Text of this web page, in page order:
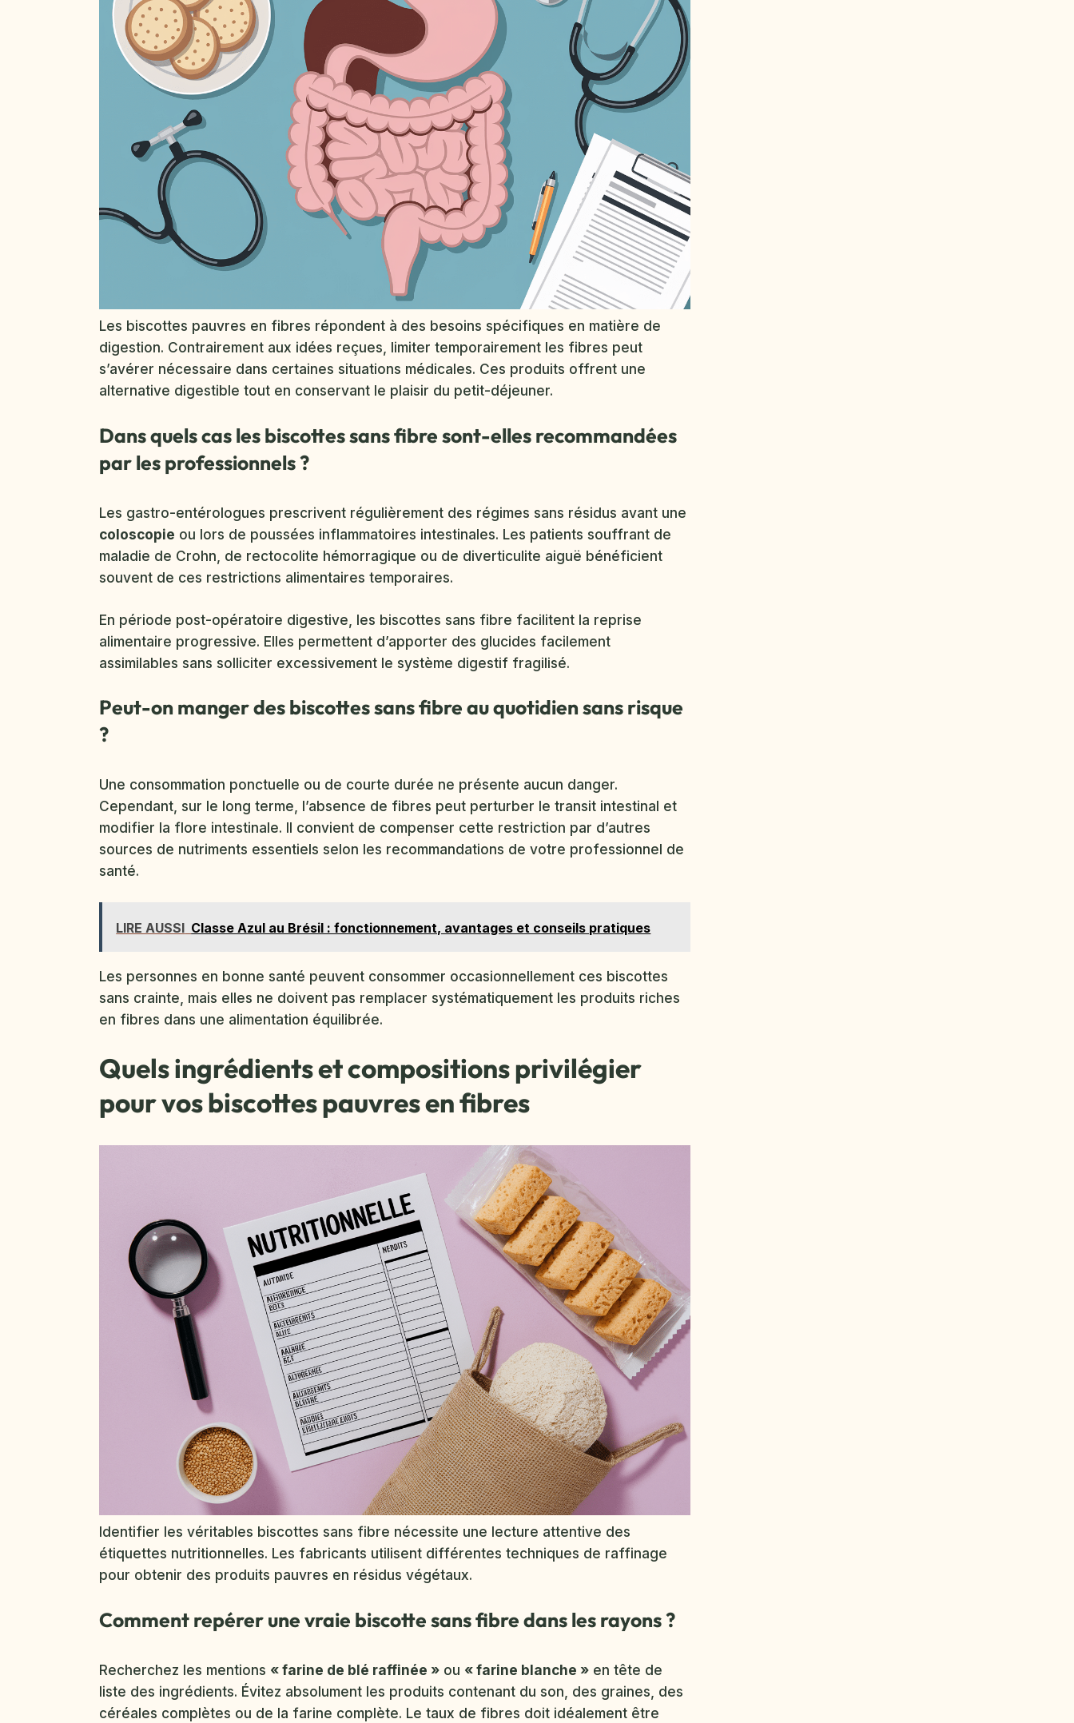
Les biscottes pauvres en fibres répondent à des besoins spécifiques en matière de
digestion. Contrairement aux idées reçues, limiter temporairement les fibres peut
s’avérer nécessaire dans certaines situations médicales. Ces produits offrent une
alternative digestible tout en conservant le plaisir du petit-déjeuner.
Dans quels cas les biscottes sans fibre sont-elles recommandées
par les professionnels ?
Les gastro-entérologues prescrivent régulièrement des régimes sans résidus avant une
coloscopie ou lors de poussées inflammatoires intestinales. Les patients souffrant de
maladie de Crohn, de rectocolite hémorragique ou de diverticulite aiguë bénéficient
souvent de ces restrictions alimentaires temporaires.
En période post-opératoire digestive, les biscottes sans fibre facilitent la reprise
alimentaire progressive. Elles permettent d’apporter des glucides facilement
assimilables sans solliciter excessivement le système digestif fragilisé.
Peut-on manger des biscottes sans fibre au quotidien sans risque
?
Une consommation ponctuelle ou de courte durée ne présente aucun danger.
Cependant, sur le long terme, l’absence de fibres peut perturber le transit intestinal et
modifier la flore intestinale. Il convient de compenser cette restriction par d’autres
sources de nutriments essentiels selon les recommandations de votre professionnel de
santé.
LIRE AUSSI Classe Azul au Brésil : fonctionnement, avantages et conseils pratiques
Les personnes en bonne santé peuvent consommer occasionnellement ces biscottes
sans crainte, mais elles ne doivent pas remplacer systématiquement les produits riches
en fibres dans une alimentation équilibrée.
Quels ingrédients et compositions privilégier
pour vos biscottes pauvres en fibres
Identifier les véritables biscottes sans fibre nécessite une lecture attentive des
étiquettes nutritionnelles. Les fabricants utilisent différentes techniques de raffinage
pour obtenir des produits pauvres en résidus végétaux.
Comment repérer une vraie biscotte sans fibre dans les rayons ?
Recherchez les mentions « farine de blé raffinée » ou « farine blanche » en tête de
liste des ingrédients. Évitez absolument les produits contenant du son, des graines, des
céréales complètes ou de la farine complète. Le taux de fibres doit idéalement être